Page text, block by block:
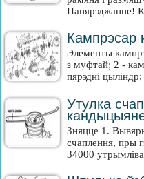
Папярэджанне!
Кампрэсар
Элементы
з муфтай; 2 -
пярэдні
Утулка
Зняцце 1.
счаплення, пры
34000